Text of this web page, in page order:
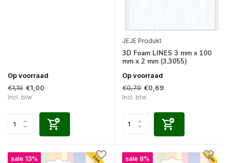
Op voorraad
€1,19 €1,00
Incl. btw
JEJE Produkt
3D Foam LINES 3 mm x 100
mm x 2 mm (3.3055)
Op voorraad
€0,79 €0,69
Incl. btw
sale 13% sale 8%